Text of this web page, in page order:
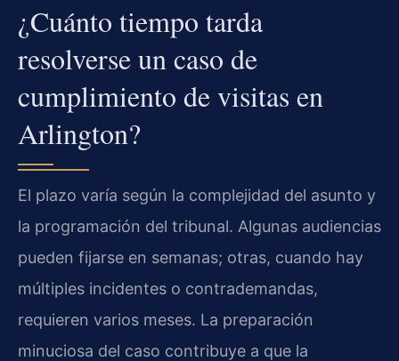
¿Cuánto tiempo tarda
resolverse un caso de
cumplimiento de visitas en
Arlington?
El plazo varía según la complejidad del asunto y
la programación del tribunal. Algunas audiencias
pueden fijarse en semanas; otras, cuando hay
múltiples incidentes o contrademandas,
requieren varios meses. La preparación
minuciosa del caso contribuye a que la